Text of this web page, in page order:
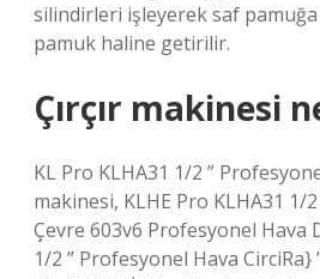
silindirleri işleyerek saf
pamuk haline getirilir.
Çırçır makinesi
KL Pro KLHA31 1/2 ”
makinesi, KLHE Pro KLHA31 1/
Çevre 603v6 Profesyonel Hava
1/2 ” Profesyonel Hava